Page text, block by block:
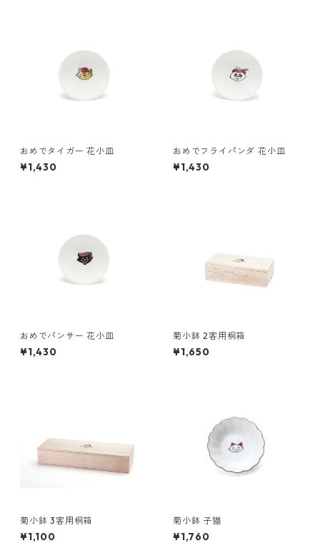
おめでタイガー 花小皿
¥1,430
おめでフライパンダ 花小皿
¥1,430
おめでパンサー 花小皿
¥1,430
菊小鉢 2客用桐箱
¥1,650
菊小鉢 3客用桐箱
¥1,100
菊小鉢 子猫
¥1,760